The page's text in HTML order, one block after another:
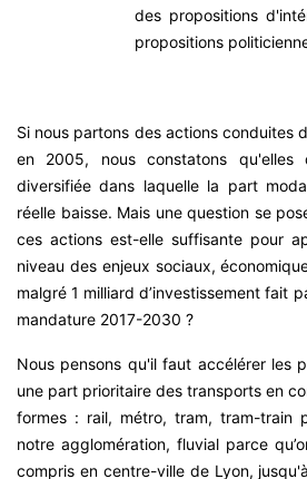
des propositions
propositions
Si nous partons des actions conduites
en 2005, nous constatons qu'elles
diversifiée dans laquelle la part
réelle baisse. Mais une question se
ces actions est-elle suffisante pour
niveau des enjeux sociaux,
malgré 1 milliard d’investissement fait
mandature 2017-2030 ?
Nous pensons qu'il faut accélérer les
une part prioritaire des transports en
formes : rail, métro, tram, tram-train
notre agglomération, fluvial parce
compris en centre-ville de Lyon,